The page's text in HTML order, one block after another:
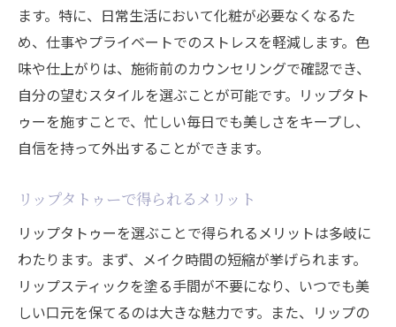
ます。特に、日常生活において化粧が必要なくなるた
め、仕事やプライベートでのストレスを軽減します。色
味や仕上がりは、施術前のカウンセリングで確認でき、
自分の望むスタイルを選ぶことが可能です。リップタト
ゥーを施すことで、忙しい毎日でも美しさをキープし、
自信を持って外出することができます。
リップタトゥーで得られるメリット
リップタトゥーを選ぶことで得られるメリットは多岐に
わたります。まず、メイク時間の短縮が挙げられます。
リップスティックを塗る手間が不要になり、いつでも美
しい口元を保てるのは大きな魅力です。また、リップの